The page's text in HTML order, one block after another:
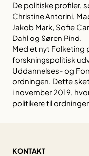
De politiske profiler,
Christine Antorini,
Jakob Mark, Sofie
Dahl og Søren Pind.
Med et nyt Folketing
forskningspolitisk
Uddannelses- og
ordningen. Dette
i november 2019,
politikere til
KONTAKT